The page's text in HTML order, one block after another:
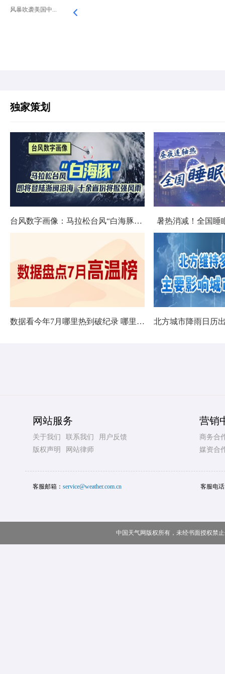
风暴吹袭美国中...
独家策划
台风数字画像：马拉松台风“白海豚”将影响十余省份 暑热消减！全国睡
数据看今年7月哪里热到破纪录 哪里暑热连轴转
网站服务
关于我们 联系我们
用户反馈
版权声明
网站律师
营销
商务合
媒资合
客服邮箱： service@weather.com.cn 客服电
中国天气网版权所有，未经书面授权